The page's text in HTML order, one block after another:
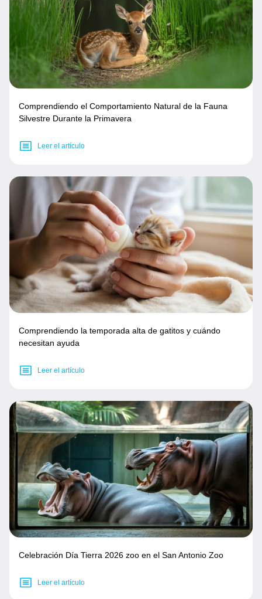
Comprendiendo el Comportamiento Natural de la Fauna
Silvestre Durante la Primavera
Leer el artículo
Comprendiendo la temporada alta de gatitos y cuándo
necesitan ayuda
Leer el artículo
Celebración Día Tierra 2026 zoo en el San Antonio Zoo
Leer el artículo